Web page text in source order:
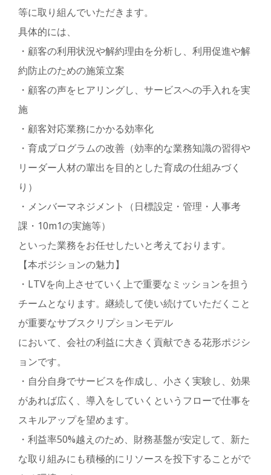
等に取り組んでいただきます。
具体的には、
・顧客の利用状況や解約理由を分析し、利用促進や解
約防止のための施策立案
・顧客の声をヒアリングし、サービスへの手入れを実
施
・顧客対応業務にかかる効率化
・育成プログラムの改善（効率的な業務知識の習得や
リーダー人材の輩出を目的とした育成の仕組みづく
り）
・メンバーマネジメント（日標設定・管理・人事考
課・10m1の実施等）
といった業務をお任せしたいと考えております。
【本ポジションの魅力】
・LTVを向上させていく上で重要なミッションを担う
チームとなります。継続して使い続けていただくこと
が重要なサブスクリプションモデル
において、会社の利益に大きく貢献できる花形ポジシ
ョンです。
・自分自身でサービスを作成し、小さく実験し、効果
があれば広く、導入をしていくというフローで仕事を
スキルアップを望めます。
・利益率50%越えのため、財務基盤が安定して、新た
な取り組みにも積極的にリソースを投下することがで